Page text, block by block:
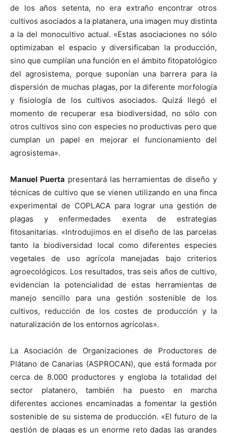
de los años setenta, no era extraño encontrar otros
cultivos asociados a la platanera, una imagen muy distinta
a la del monocultivo actual. «Estas asociaciones no sólo
optimizaban el espacio y diversificaban la producción,
sino que cumplían una función en el ámbito fitopatológico
del agrosistema, porque suponían una barrera para la
dispersión de muchas plagas, por la diferente morfología
y fisiología de los cultivos asociados. Quizá llegó el
momento de recuperar esa biodiversidad, no sólo con
otros cultivos sino con especies no productivas pero que
cumplan un papel en mejorar el funcionamiento del
agrosistema».
Manuel Puerta presentará las herramientas de diseño y
técnicas de cultivo que se vienen utilizando en una finca
experimental de COPLACA para lograr una gestión de
plagas y enfermedades exenta de estrategias
fitosanitarias. «Introdujimos en el diseño de las parcelas
tanto la biodiversidad local como diferentes especies
vegetales de uso agrícola manejadas bajo criterios
agroecológicos. Los resultados, tras seis años de cultivo,
evidencian la potencialidad de estas herramientas de
manejo sencillo para una gestión sostenible de los
cultivos, reducción de los costes de producción y la
naturalización de los entornos agrícolas».
La Asociación de Organizaciones de Productores de
Plátano de Canarias (ASPROCAN), que está formada por
cerca de 8.000 productores y engloba la totalidad del
sector platanero, también ha puesto en marcha
diferentes acciones encaminadas a fomentar la gestión
sostenible de su sistema de producción. «El futuro de la
gestión de plagas es un enorme reto dadas las grandes